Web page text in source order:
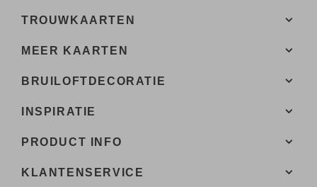
TROUWKAARTEN
MEER KAARTEN
BRUILOFTDECORATIE
INSPIRATIE
PRODUCT INFO
KLANTENSERVICE